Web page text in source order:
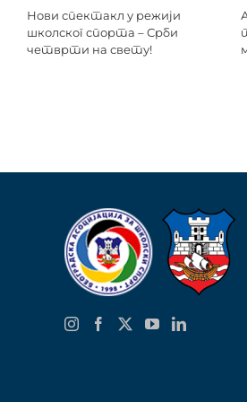
Нови спектакл у режији
школског спорта – Срби
четврти на свету!